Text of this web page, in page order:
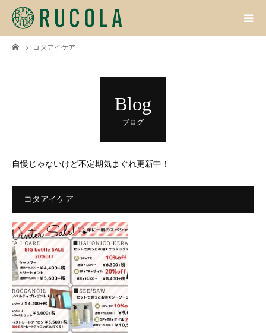
コタアイケア
Blog
ブログ
自慢じゃないけど不定期気まぐれ更新中！
コタアイケア